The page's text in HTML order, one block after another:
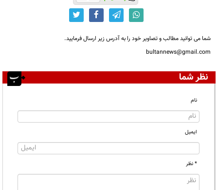
شما می توانید مطالب و تصاویر خود را به آدرس زیر ارسال فرمایید.
bultannews@gmail.com
نظر شما
نام
ایمیل
* نظر